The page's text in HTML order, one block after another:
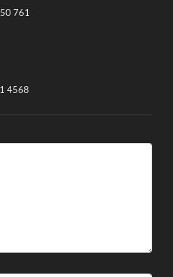
761
4568